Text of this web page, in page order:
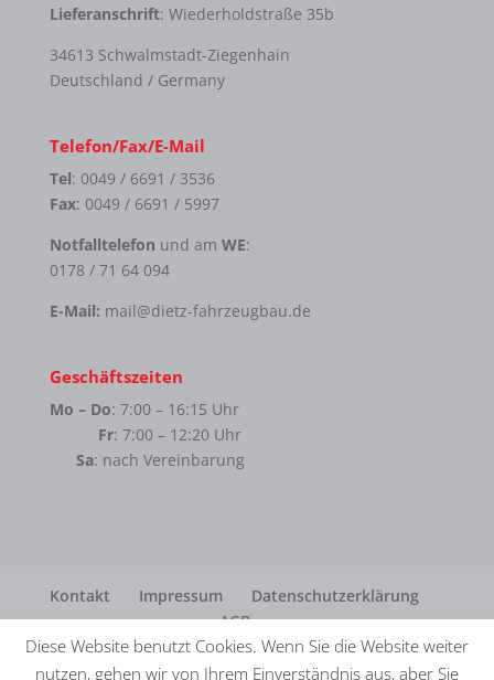
Lieferanschrift: Wiederholdstraße 35b
34613 Schwalmstadt-Ziegenhain
Deutschland / Germany
Telefon/Fax/E-Mail
Tel: 0049 / 6691 / 3536
Fax: 0049 / 6691 / 5997
Notfalltelefon und am WE:
0178 / 71 64 094
E-Mail: mail@dietz-fahrzeugbau.de
Geschäftszeiten
Mo – Do: 7:00 – 16:15 Uhr
Fr: 7:00 – 12:20 Uhr
Sa: nach Vereinbarung
Kontakt Impressum
Datenschutzerklärung
AGB
Diese Website benutzt Cookies. Wenn Sie die Website weiter
nutzen, gehen wir von Ihrem Einverständnis aus, aber Sie